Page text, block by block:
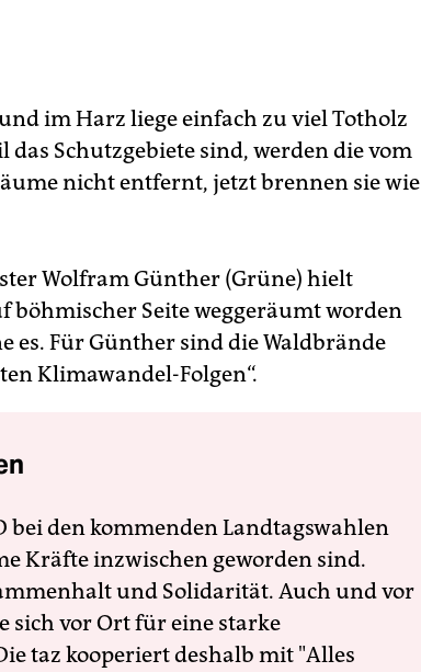
im Harz liege einfach zu viel Totholz
das Schutzgebiete sind, werden die vom
nicht entfernt, jetzt brennen sie wie
Wolfram Günther (Grüne) hielt
böhmischer Seite weggeräumt worden
es. Für Günther sind die Waldbrände
Klimawandel-Folgen“.
bei den kommenden Landtagswahlen
Kräfte inzwischen geworden sind.
und Solidarität. Auch und vor
sich vor Ort für eine starke
taz kooperiert deshalb mit "Alles